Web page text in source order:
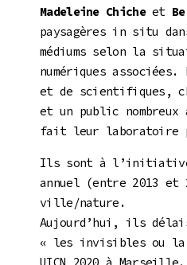
Madeleine Chicheet
paysagères in situ
médiums selon la
numériques
et de scientifiques,
et un public
fait leur laboratoire
Ils sont à l’initiative
annuel (entre 2013
ville/nature.
Aujourd’hui, ils
« les invisibles ou la
UICN 2020 à Marseille.